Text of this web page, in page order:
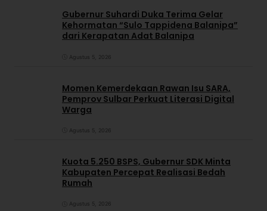
Gubernur Suhardi Duka Terima Gelar
Kehormatan “Sulo Tappidena Balanipa”
dari Kerapatan Adat Balanipa
Agustus 5, 2026
Momen Kemerdekaan Rawan Isu SARA,
Pemprov Sulbar Perkuat Literasi Digital
Warga
Agustus 5, 2026
Kuota 5.250 BSPS, Gubernur SDK Minta
Kabupaten Percepat Realisasi Bedah
Rumah
Agustus 5, 2026